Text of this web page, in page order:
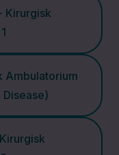
Kirurgisk
Ambulatorium